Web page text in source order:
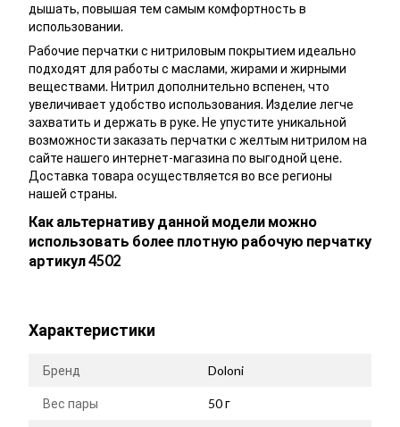
дышать, повышая тем самым комфортность в
использовании.
Рабочие перчатки с нитриловым покрытием идеально
подходят для работы с маслами, жирами и жирными
веществами. Нитрил дополнительно вспенен, что
увеличивает удобство использования. Изделие легче
захватить и держать в руке. Не упустите уникальной
возможности заказать перчатки с желтым нитрилом на
сайте нашего интернет-магазина по выгодной цене.
Доставка товара осуществляется во все регионы
нашей страны.
Как альтернативу данной модели можно
использовать более плотную рабочую перчатку
артикул 4502
Характеристики
Бренд Doloni
Вес пары 50 г